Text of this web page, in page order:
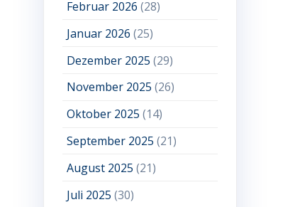
Februar 2026 (28)
Januar 2026 (25)
Dezember 2025 (29)
November 2025 (26)
Oktober 2025 (14)
September 2025 (21)
August 2025 (21)
Juli 2025 (30)